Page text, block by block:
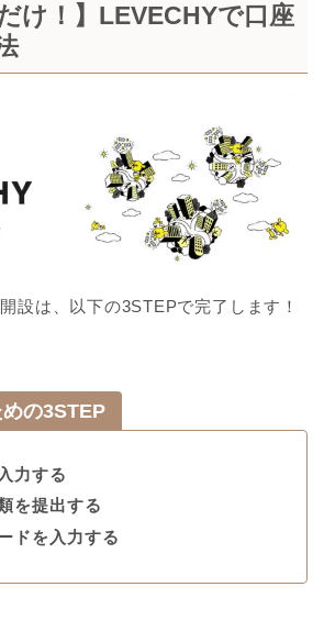
け！】LEVECHYで口座
設は、以下の3STEPで完了します！
の3STEP
力する
を提出する
ドを入力する